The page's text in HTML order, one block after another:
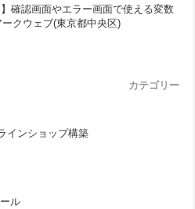
確認画面やエラー画面で使える変数
クウェブ(東京都中央区)
カテゴリー
インショップ構築
ル